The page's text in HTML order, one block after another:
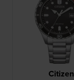
Citizen